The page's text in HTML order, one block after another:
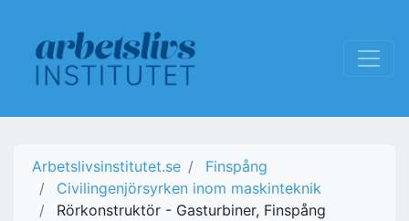
Arbetslivsinstitutet.se
Finspång
Civilingenjörsyrken inom maskinteknik
Rörkonstruktör - Gasturbiner, Finspång